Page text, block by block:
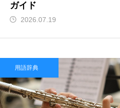
ガイド
2026.07.19
用語辞典